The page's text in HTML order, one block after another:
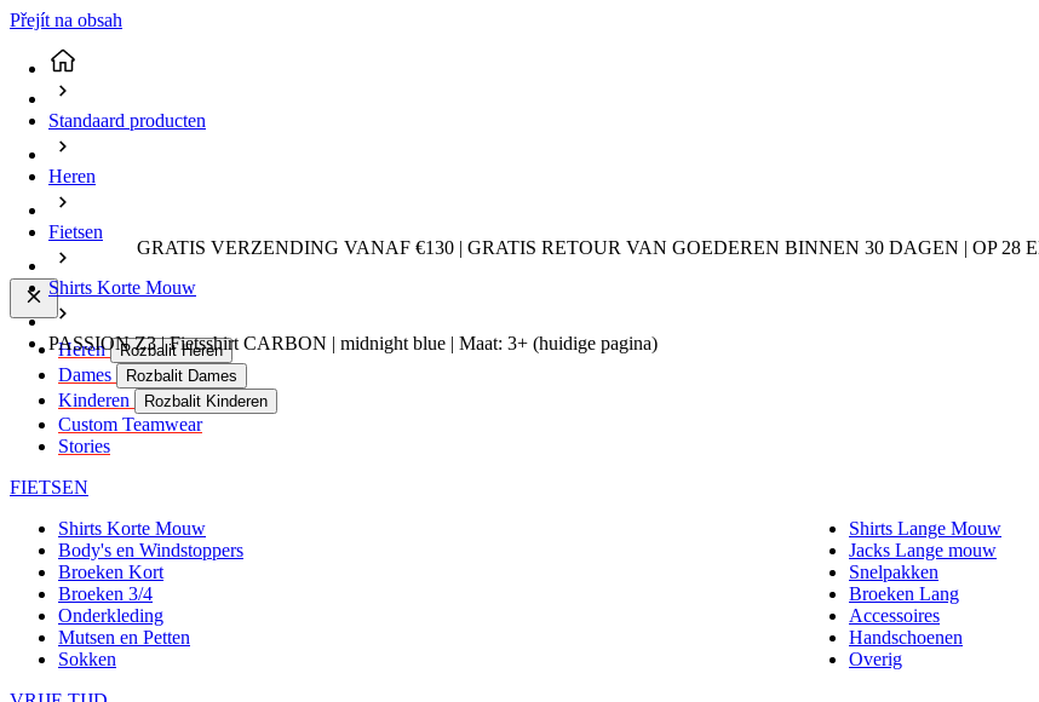
Přejít na obsah
GRATIS VERZENDING VANAF €130 | GRATIS RETOUR VAN GOEDEREN BINNEN 30 DAGEN | OP 28
Heren Rozbalit Heren
Dames Rozbalit Dames
Kinderen Rozbalit Kinderen
Custom Teamwear
Stories
FIETSEN
Shirts Korte Mouw
Shirts Lange Mouw
Body's en Windstoppers
Jacks Lange mouw
Broeken Kort
Snelpakken
Broeken 3/4
Broeken Lang
Onderkleding
Accessoires
Mutsen en Petten
Handschoenen
Sokken
Overig
Standaard producten
Heren
Fietsen
Shirts Korte Mouw
PASSION Z3 | Fietsshirt CARBON | midnight blue | Maat: 3+ (huidige pagina)